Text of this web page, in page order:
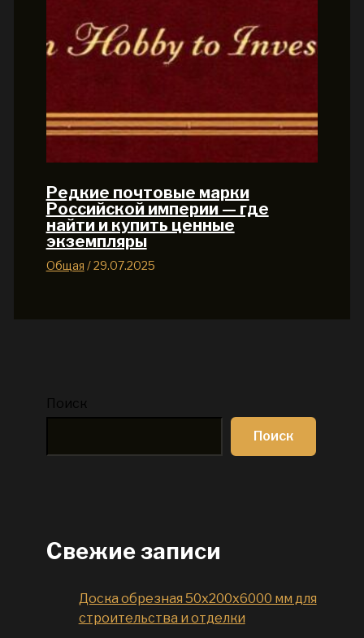
Редкие почтовые марки
Российской империи — где
найти и купить ценные
экземпляры
Общая /29.07.2025
Поиск
Поиск
Свежие записи
Доска обрезная 50x200x6000 мм для
строительства и отделки